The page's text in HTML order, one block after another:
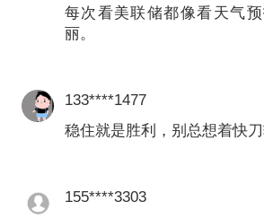
业，体现出企业在人员扩
牛津经济研究院首席美国
范登豪滕表示：“冲突爆发
市场韧性有所减弱，但近
业金数据并未显现裂痕。
每次看美联储都像看天气
丽。
133****1477
稳住就是胜利，别总想着快刀
155****3303